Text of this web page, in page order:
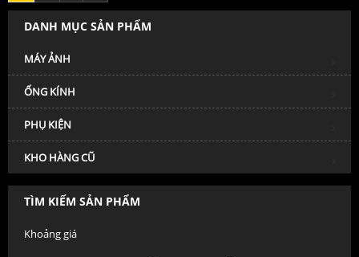
DANH MỤC SẢN PHẨM
MÁY ẢNH
ỐNG KÍNH
PHỤ KIỆN
KHO HÀNG CŨ
TÌM KIẾM SẢN PHẨM
Khoảng giá